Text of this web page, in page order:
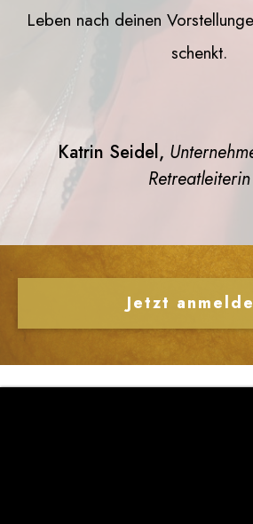
Leben nach deinen
schenkt.
Katrin Seidel,
Retreatleiterin
Jetzt